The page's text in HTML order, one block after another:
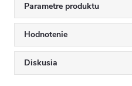
Parametre produktu
Hodnotenie
Diskusia